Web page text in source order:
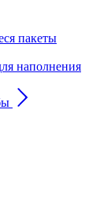
пакеты
наполнения